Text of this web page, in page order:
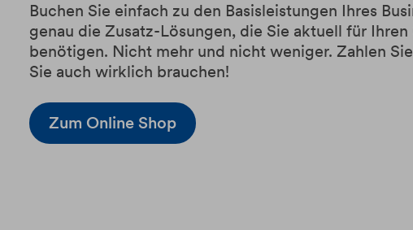
Buchen Sie einfach zu den Basisleistungen Ihres
genau die Zusatz-Lösungen, die Sie aktuell für
benötigen. Nicht mehr und nicht weniger. Zahlen
Sie auch wirklich brauchen!
Zum Online Shop